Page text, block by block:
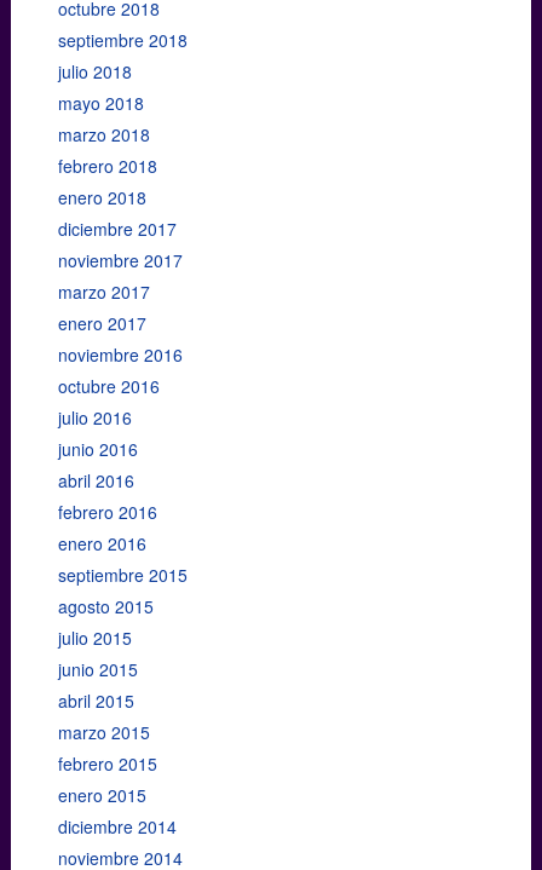
octubre 2018
septiembre 2018
julio 2018
mayo 2018
marzo 2018
febrero 2018
enero 2018
diciembre 2017
noviembre 2017
marzo 2017
enero 2017
noviembre 2016
octubre 2016
julio 2016
junio 2016
abril 2016
febrero 2016
enero 2016
septiembre 2015
agosto 2015
julio 2015
junio 2015
abril 2015
marzo 2015
febrero 2015
enero 2015
diciembre 2014
noviembre 2014